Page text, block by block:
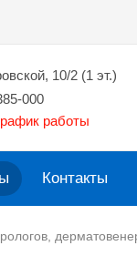
10/2 (1 эт.)
000
работы
Контакты